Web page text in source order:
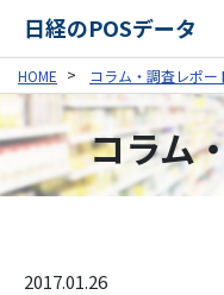
日経のPOSデータ
HOME コラム・調査レポー
コラム
2017.01.26